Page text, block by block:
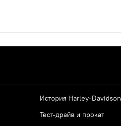
История Harley-Davidson
Тест-драйв и прокат